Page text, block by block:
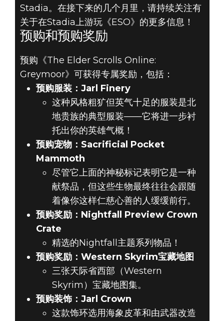
Stadia。在接下来的几个月里，请持续关注有
关于在Stadia上游玩《ESO》的更多信息！
预购和预购奖励
预购《The Elder Scrolls Online:
Greymoor》可获得专属奖励，包括：
预购服装：Jarl Finery
这种风格粗犷但英气十足的服装是北
地贵族的典型服装——它将进一步衬
托出你的英雄气概！
预购宠物：Sacrificial Pocket
Mammoth
尽管它上面的神秘标记表明它是一种
献祭品，但这些生物最终往往会跟随
着像你这样仁慈心善的人缓缓前行。
预购奖励：Nightfall Preview Crown
Crate
精选的Nightfall主题系列物品！
预购奖励：Western Skyrim宝藏地图
三张天际省西部（Western
Skyrim）宝藏地图集。
预购装饰：Jarl Crown
这款饰环选用海象皮革和由武器改造